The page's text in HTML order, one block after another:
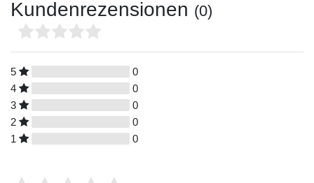
Kundenrezensionen (0)
5
0
4
0
3
0
2
0
1
0